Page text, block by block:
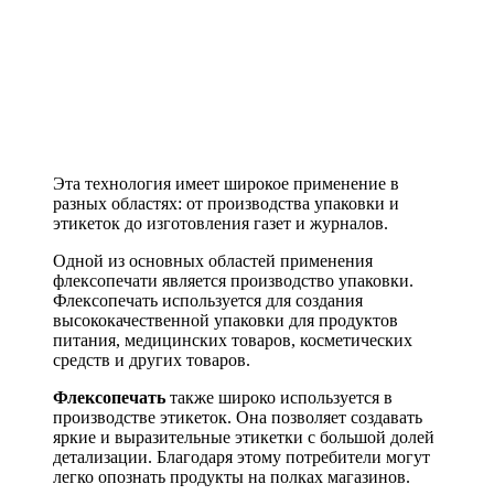
Эта технология имеет широкое применение в
разных областях: от производства упаковки и
этикеток до изготовления газет и журналов.
Одной из основных областей применения
флексопечати является производство упаковки.
Флексопечать используется для создания
высококачественной упаковки для продуктов
питания, медицинских товаров, косметических
средств и других товаров.
Флексопечать также широко используется в
производстве этикеток. Она позволяет создавать
яркие и выразительные этикетки с большой долей
детализации. Благодаря этому потребители могут
легко опознать продукты на полках магазинов.